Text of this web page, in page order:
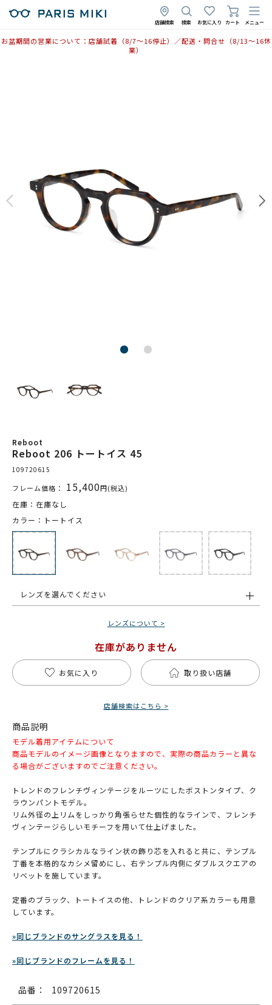
店舗検索 検索 お気に入り カート メニュー
お盆期間の営業について：店舗試着（8/7〜16停止）／配送・問合せ（8/13〜16休
業）
Reboot
Reboot 206 トートイス 45
109720615
フレーム価格： 15,400円(税込)
在庫：在庫なし
カラー：トートイス
レンズを選んでください
レンズについて >
在庫がありません
お気に入り 取り扱い店舗
店舗検索はこちら >
商品説明
モデル着用アイテムについて
商品モデルのイメージ画像となりますので、実際の商品カラーと異な
る場合がございますのでご注意ください。
トレンドのフレンチヴィンテージをルーツにしたボストンタイプ、ク
ラウンパントモデル。
リム外径の上リムをしっかり角張らせた個性的なラインで、フレンチ
ヴィンテージらしいモチーフを用いて仕上げました。
テンプルにクラシカルなライン状の飾り芯を入れると共に、テンプル
丁番を本格的なカシメ留めにし、右テンプル内側にダブルスクエアの
リベットを施しています。
定番のブラック、トートイスの他、トレンドのクリア系カラーも用意
しています。
»同じブランドのサングラスを見る！
»同じブランドのフレームを見る！
品番： 109720615
2025年10月29日
2025年4月28日